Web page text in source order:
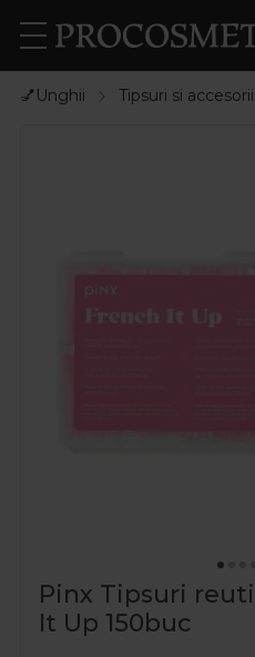
💅Unghii Tipsuri si accesorii
Pinx Tipsuri
It Up 150buc